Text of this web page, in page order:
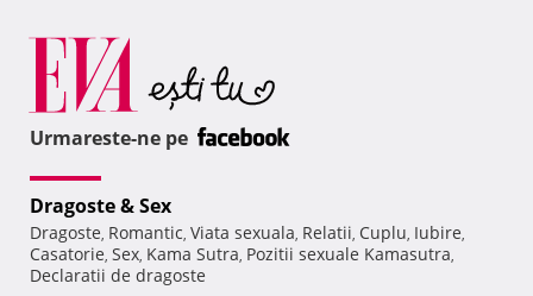
Urmareste-ne pe
Dragoste & Sex
Dragoste, Romantic, Viata sexuala, Relatii, Cuplu, Iubire,
Casatorie, Sex, Kama Sutra, Pozitii sexuale Kamasutra,
Declaratii de dragoste